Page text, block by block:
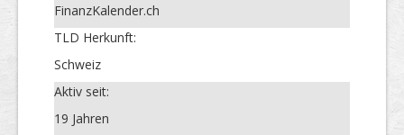
FinanzKalender.ch
TLD Herkunft:
Schweiz
Aktiv seit:
19 Jahren